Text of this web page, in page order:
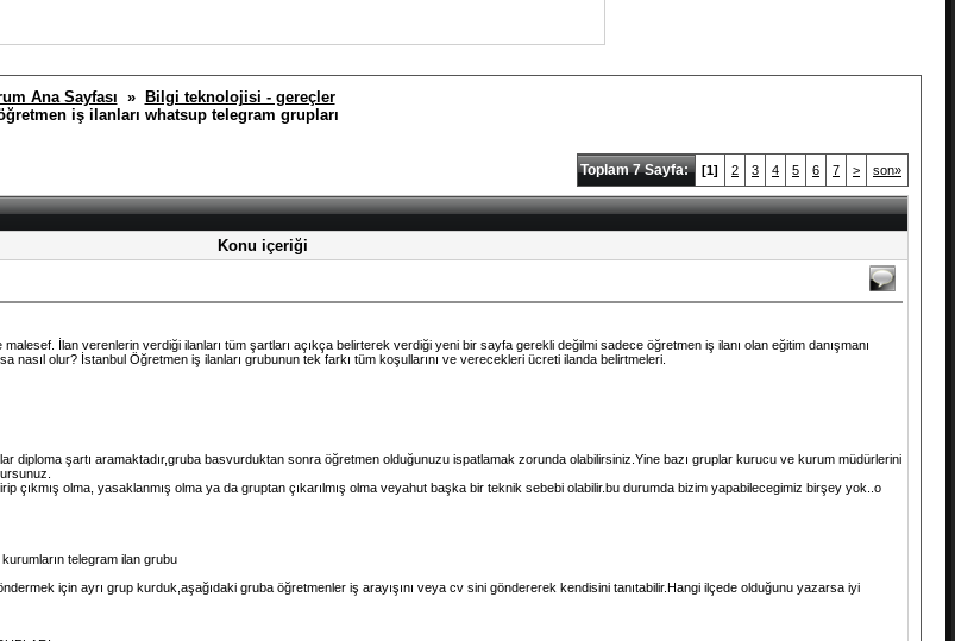
Ana Sayfası »
Bilgi teknolojisi - gereçler
iş ilanları whatsup telegram grupları
Toplam 7 Sayfa: [1] 2 3 4 5 6 7 > son»
Konu içeriği
İlan verenlerin verdiği ilanları tüm şartları açıkça belirterek verdiği yeni bir sayfa gerekli değilmi sadece öğretmen iş ilanı olan eğitim danışmanı
nasıl olur? İstanbul Öğretmen iş ilanları grubunun tek farkı tüm koşullarını ve verecekleri ücreti ilanda belirtmeleri.
diploma şartı aramaktadır,gruba basvurduktan sonra öğretmen olduğunuzu ispatlamak zorunda olabilirsiniz.Yine bazı gruplar kurucu ve kurum müdürlerini
çıkmış olma, yasaklanmış olma ya da gruptan çıkarılmış olma veyahut başka bir teknik sebebi olabilir.bu durumda bizim yapabilecegimiz birşey yok..o
telegram ilan grubu
için ayrı grup kurduk,aşağıdaki gruba öğretmenler iş arayışını veya cv sini göndererek kendisini tanıtabilir.Hangi ilçede olduğunu yazarsa iyi